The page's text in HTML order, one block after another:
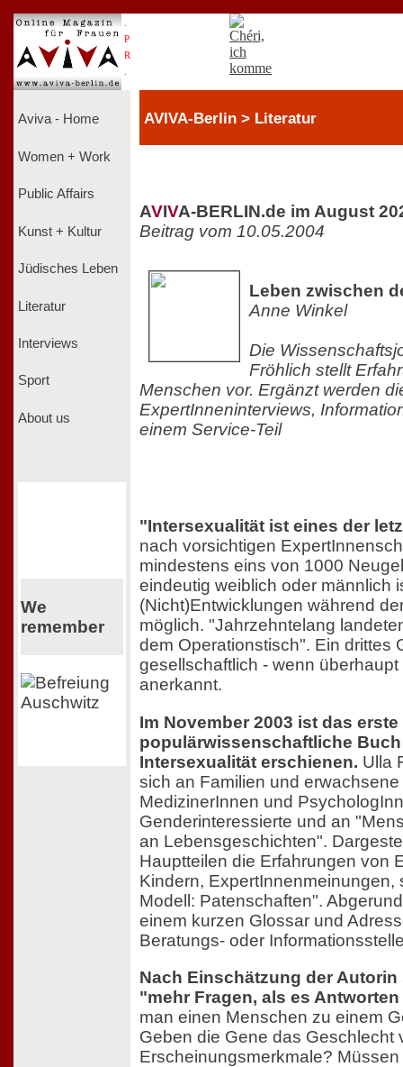
P
R
Aviva - Home
Women + Work
Public Affairs
Kunst + Kultur
Jüdisches Leben
Literatur
Interviews
Sport
About us
We
remember
AVIVA-Berlin > Literatur
AVIVA-BERLIN.de im August
Beitrag vom 10.05.2004
Leben zwischen
Anne Winkel
Die
Fröhlich stellt
Menschen vor. Ergänzt werden
ExpertInneninterviews,
einem Service-Teil
"Intersexualität ist eines der
nach vorsichtigen
mindestens eins von 1000
eindeutig weiblich oder männlich
(Nicht)Entwicklungen während
möglich. "Jahrzehntelang
dem Operationstisch". Ein drittes
gesellschaftlich - wenn
anerkannt.
Im November 2003 ist das erste
populärwissenschaftliche Buch
Intersexualität erschienen. Ulla
sich an Familien und
MedizinerInnen und
Genderinteressierte und an
an Lebensgeschichten".
Hauptteilen die Erfahrungen von
Kindern, ExpertInnenmeinungen,
Modell: Patenschaften".
einem kurzen Glossar und
Beratungs- oder
Nach Einschätzung der
"mehr Fragen, als es
man einen Menschen zu einem
Geben die Gene das Geschlecht
Erscheinungsmerkmale?